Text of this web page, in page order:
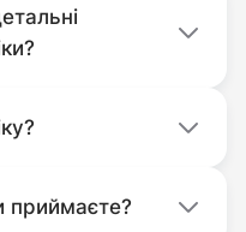
приймаєте?